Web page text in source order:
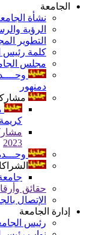
الجامعة
نشأة
الرؤية
التطوير
كلمة رئيس
مجلس
دمنهور
كريمة 2024
2023
حقائق
الإتصال
إدارة الجامعة
رئيس